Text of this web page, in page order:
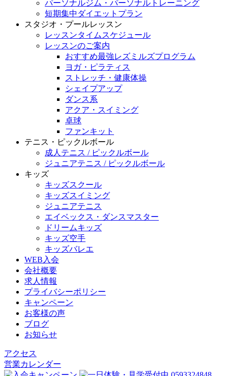
パーソナルジム・パーソナルトレーニング
短期集中ダイエットプラン
スタジオ・プールレッスン
レッスンタイムスケジュール
レッスンのご案内
おすすめ最強レズミルズプログラム
ヨガ・ピラティス
ストレッチ・健康体操
シェイプアップ
ダンス系
アクア・スイミング
卓球
ファンキット
テニス・ピックルボール
成人テニス / ピックルボール
ジュニアテニス / ピックルボール
キッズ
キッズスクール
キッズスイミング
ジュニアテニス
エイベックス・ダンスマスター
ドリームキッズ
キッズ空手
キッズバレエ
WEB入会
会社概要
求人情報
プライバシーポリシー
キャンペーン
お客様の声
ブログ
お知らせ
アクセス
営業カレンダー